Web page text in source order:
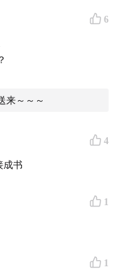
遭遇的一次重大政
这场认父危机的处
对嘉靖个人和嘉靖
节目的嘉宾是来自
关于“大礼议”的专
集中表现的人物个
析，嘉靖朝为何会
社会和儒家文化圈
6
来～～～
4
成书
1
1